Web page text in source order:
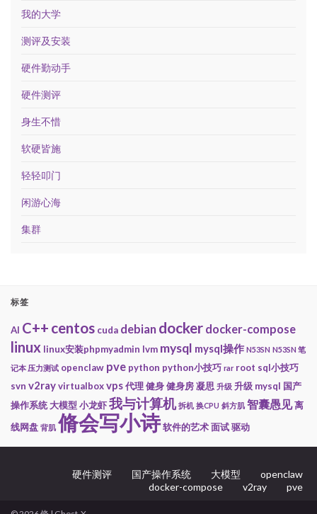
我的大学
测评及安装
硬件勤动手
硬件测评
身生不惜
软硬皆施
轻轻叩门
闲游心海
集群
标签
AI C++ centos cuda debian docker docker-compose
linux linux安装phpmyadmin lvm mysql mysql操作 N53SN N53SN 笔
记本 压力测试 openclaw pve python python小技巧 rar root sql小技巧
svn v2rayvirtualboxvps代理健身健身房凝思 升级 升级 mysql 国产
操作系统 大模型 小龙虾我与计算机 拆机 换CPU 斜方肌 智囊愚见离
线网盘 背肌 脩会写小诗软件的艺术面试驱动
硬件测评 国产操作系统 大模型
openclaw
docker-compose
v2ray pve